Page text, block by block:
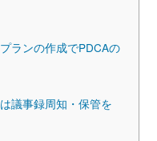
ランの作成でPDCAの
議事録周知・保管を